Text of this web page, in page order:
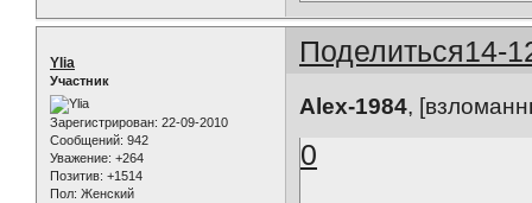
Поделиться14-
Ylia
Участник
Зарегистрирован: 22-09-2010
Сообщений: 942
Уважение: +264
Позитив: +1514
Пол: Женский
Alex-1984,
0